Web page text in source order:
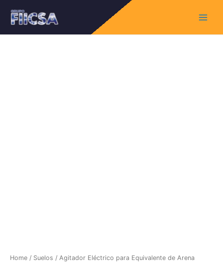
Home / Suelos / Agitador Eléctrico para Equivalente de Arena